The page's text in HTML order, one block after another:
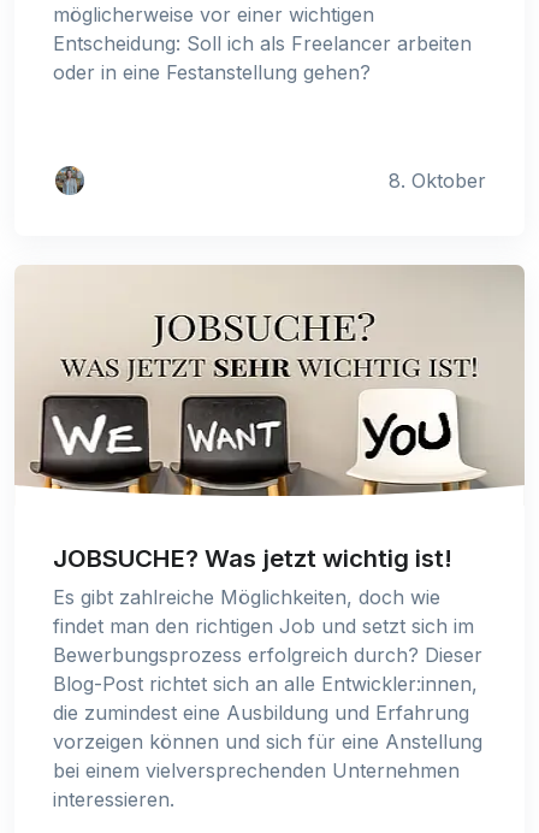
möglicherweise vor einer wichtigen
Entscheidung: Soll ich als Freelancer arbeiten
oder in eine Festanstellung gehen?
8. Oktober
JOBSUCHE? Was jetzt wichtig ist!
Es gibt zahlreiche Möglichkeiten, doch wie
findet man den richtigen Job und setzt sich im
Bewerbungsprozess erfolgreich durch? Dieser
Blog-Post richtet sich an alle Entwickler:innen,
die zumindest eine Ausbildung und Erfahrung
vorzeigen können und sich für eine Anstellung
bei einem vielversprechenden Unternehmen
interessieren.